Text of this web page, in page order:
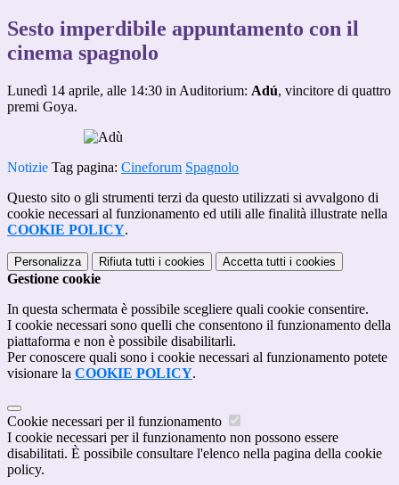
Sesto imperdibile appuntamento con il
cinema spagnolo
Lunedì 14 aprile, alle 14:30 in Auditorium: Adú, vincitore di quattro
premi Goya.
Notizie Tag pagina: Cineforum Spagnolo
Questo sito o gli strumenti terzi da questo utilizzati si avvalgono di
cookie necessari al funzionamento ed utili alle finalità illustrate nella
COOKIE POLICY.
Personalizza Rifiuta tutti i cookies Accetta tutti i cookies
Gestione cookie
In questa schermata è possibile scegliere quali cookie consentire.
I cookie necessari sono quelli che consentono il funzionamento della
piattaforma e non è possibile disabilitarli.
Per conoscere quali sono i cookie necessari al funzionamento potete
visionare la COOKIE POLICY.
Cookie necessari per il funzionamento
I cookie necessari per il funzionamento non possono essere
disabilitati. È possibile consultare l'elenco nella pagina della cookie
policy.